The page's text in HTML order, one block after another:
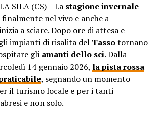
SILA (CS) – La stagione invernale
nel vivo e anche a
a sciare. Dopo ore di attesa e
impianti di risalita del Tassotornano
gli amanti dello sci. Dalla
14 gennaio 2026, la pista rossa
, segnando un momento
il turismo locale e per i tanti
e non solo.